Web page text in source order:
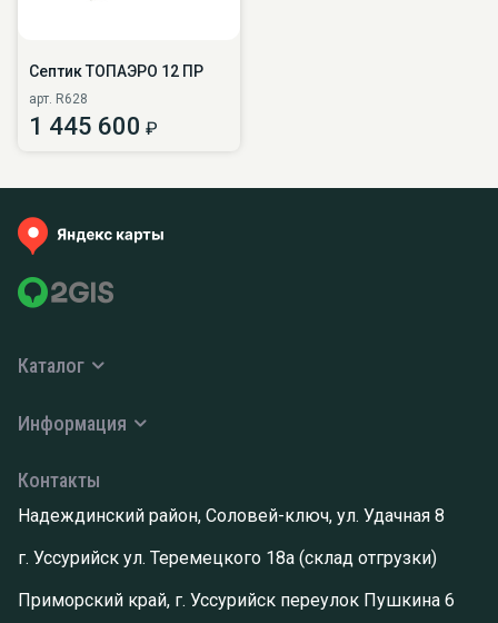
Септик ТОПАЭРО 12 ПР
арт. R628
1 445 600 ₽
Каталог
Информация
Контакты
Надеждинский район, Соловей-ключ, ул. Удачная 8
г. Уссурийск ул. Теремецкого 18а (склад отгрузки)
Приморский край, г. Уссурийск переулок Пушкина 6